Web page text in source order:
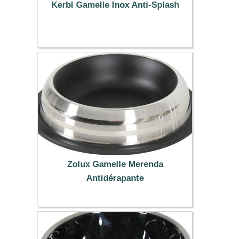
Kerbl Gamelle Inox Anti-Splash
7.89 €
Zolux Gamelle Merenda
Antidérapante
5.99 €